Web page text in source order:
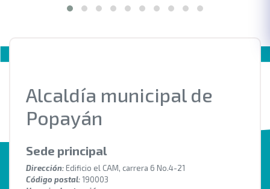
Alcaldía municipal de
Popayán
Sede principal
Dirección: Edificio el CAM, carrera 6 No.4-21
Código postal:190003